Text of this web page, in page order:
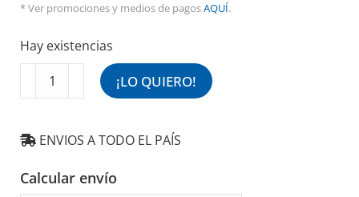
* Ver promociones y medios de pagosAQUÍ.
Hay existencias
Barral
de
Techo
60cm.
Aluminio
¡LO QUIERO!
ENVIOS A TODO EL PAÍS
Calcular envío